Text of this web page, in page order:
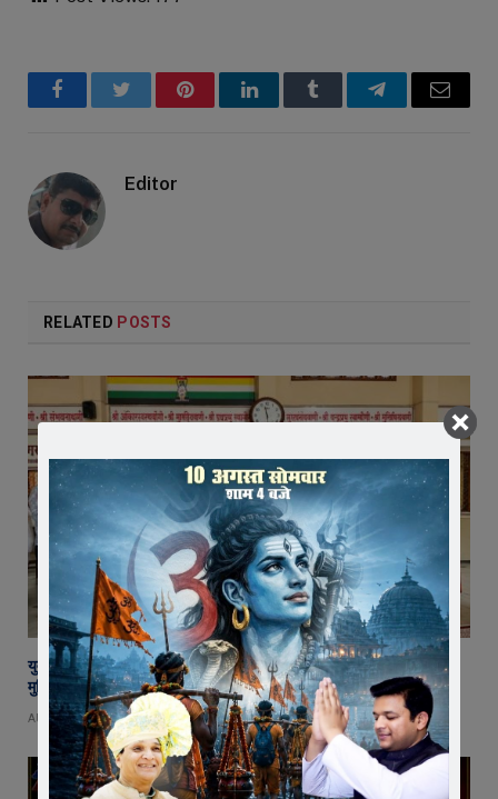
FacebookTwitter PinterestLinkedInTumblr TelegramEmail
Editor
RELATED POSTS
युवा शक्ति में विश्व बदलने की क्षमता, बस ऊर्जा को सही दिशा मिले : राष्ट्रसंत कमल
मुनि
AUGUST 8, 2026